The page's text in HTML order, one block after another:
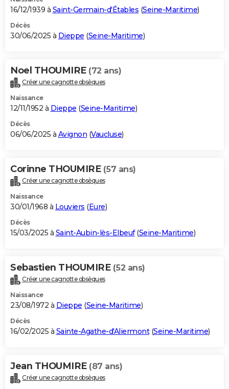
16/12/1939 à Saint-Germain-d'Étables (Seine-Maritime)
Décès
30/06/2025 à Dieppe (Seine-Maritime)
Noel THOUMIRE (72 ans)
Créer une cagnotte obsèques
Naissance
12/11/1952 à Dieppe (Seine-Maritime)
Décès
06/06/2025 à Avignon (Vaucluse)
Corinne THOUMIRE (57 ans)
Créer une cagnotte obsèques
Naissance
30/01/1968 à Louviers (Eure)
Décès
15/03/2025 à Saint-Aubin-lès-Elbeuf(Seine-Maritime)
Sebastien THOUMIRE (52 ans)
Créer une cagnotte obsèques
Naissance
23/08/1972 à Dieppe (Seine-Maritime)
Décès
16/02/2025 à Sainte-Agathe-d'Aliermont(Seine-Maritime)
Jean THOUMIRE (87 ans)
Créer une cagnotte obsèques